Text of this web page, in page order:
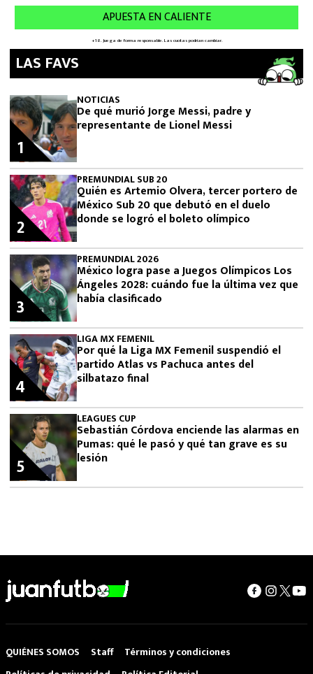
LAS FAVS
NOTICIAS
De qué murió Jorge Messi, padre y
representante de Lionel Messi
1
PREMUNDIAL SUB 20
Quién es Artemio Olvera, tercer portero de
México Sub 20 que debutó en el duelo
donde se logró el boleto olímpico
2
PREMUNDIAL 2026
México logra pase a Juegos Olímpicos Los
Ángeles 2028: cuándo fue la última vez que
había clasificado
3
LIGA MX FEMENIL
Por qué la Liga MX Femenil suspendió el
partido Atlas vs Pachuca antes del
silbatazo final
4
LEAGUES CUP
Sebastián Córdova enciende las alarmas en
Pumas: qué le pasó y qué tan grave es su
lesión
5
QUIÉNES SOMOS Staff
Términos y condiciones